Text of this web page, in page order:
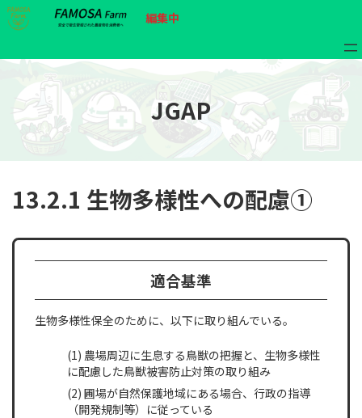
コ
ン
ン
ナ
ビ
ー
編集中
リ リ
ン
ク
JGAP
13.2.1 生物多様性への配慮①
適合基準
生物多様性保全のために、以下に取り組んでいる。
(1) 農場周辺に生息する鳥獣の把握と、生物多様性
に配慮した鳥獣被害防止対策の取り組み
(2) 圃場が自然保護地域にある場合、行政の指導
（開発規制等）に従っている